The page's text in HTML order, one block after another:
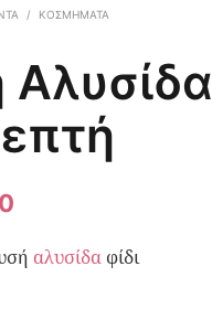
/ ΚΟΣΜΉΜΑΤΑ
Αλυσίδα
αλυσίδα φίδι